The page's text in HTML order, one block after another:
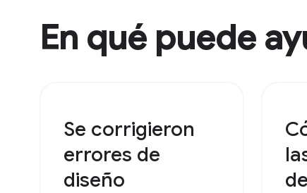
En qué puede
Se corrigieron
errores de
diseño